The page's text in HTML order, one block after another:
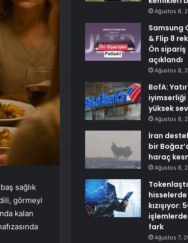
sağlık
görmeyi
kalan
Ağustos 8,
Samsung
& Flip 8
Ön sipariş
açıklandı
Ağustos 8,
BofA:
iyimserliği
yüksek
Ağustos 8,
İran
bir
haraç
Ağustos 8,
kızışıyor:
fark
Ağustos 7,